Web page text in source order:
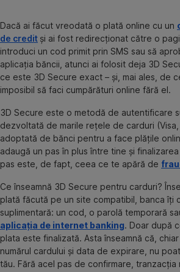
Dacă ai făcut vreodată o plată online cu un
de credit și ai fost redirecționat către o
introduci un cod primit prin SMS sau să
aplicația băncii, atunci ai folosit deja 3D
ce este 3D Secure exact – și, mai ales, de
imposibil să faci cumpărături online fără el.
3D Secure este o metodă de autentificare
dezvoltată de marile rețele de carduri
adoptată de bănci pentru a face plățile
adaugă un pas în plus între tine și
pas este, de fapt, ceea ce te apără de
Ce înseamnă 3D Secure pentru carduri?
plată făcută pe un site compatibil, banca îți
suplimentară: un cod, o parolă temporară
aplicația de internet banking. Doar după
plata este finalizată. Asta înseamnă că,
numărul cardului și data de expirare, nu
tău. Fără acel pas de confirmare, tranzacția